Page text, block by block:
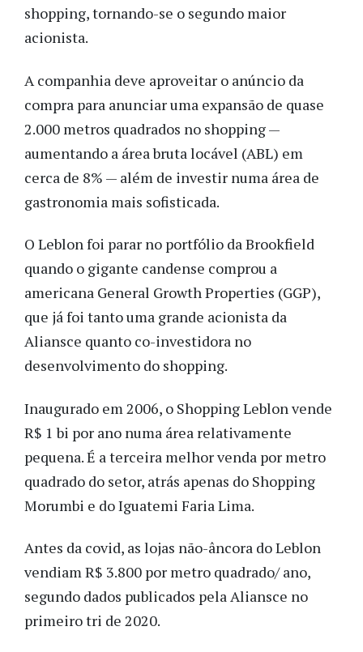
shopping, tornando-se o segundo maior
acionista.
A companhia deve aproveitar o anúncio da
compra para anunciar uma expansão de quase
2.000 metros quadrados no shopping —
aumentando a área bruta locável (ABL) em
cerca de 8% — além de investir numa área de
gastronomia mais sofisticada.
O Leblon foi parar no portfólio da Brookfield
quando o gigante candense comprou a
americana General Growth Properties (GGP),
que já foi tanto uma grande acionista da
Aliansce quanto co-investidora no
desenvolvimento do shopping.
Inaugurado em 2006, o Shopping Leblon vende
R$ 1 bi por ano numa área relativamente
pequena. É a terceira melhor venda por metro
quadrado do setor, atrás apenas do Shopping
Morumbi e do Iguatemi Faria Lima.
Antes da covid, as lojas não-âncora do Leblon
vendiam R$ 3.800 por metro quadrado/ ano,
segundo dados publicados pela Aliansce no
primeiro tri de 2020.